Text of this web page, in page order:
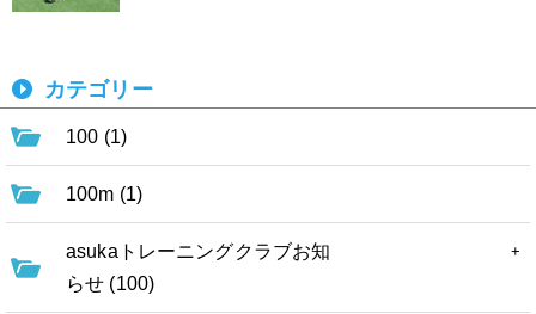
カテゴリー
100 (1)
100m (1)
asukaトレーニングクラブお知
らせ (100)